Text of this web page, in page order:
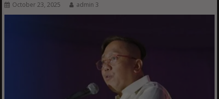
October 23, 2025 admin 3